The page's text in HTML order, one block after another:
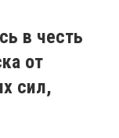
в честь
от
сил,